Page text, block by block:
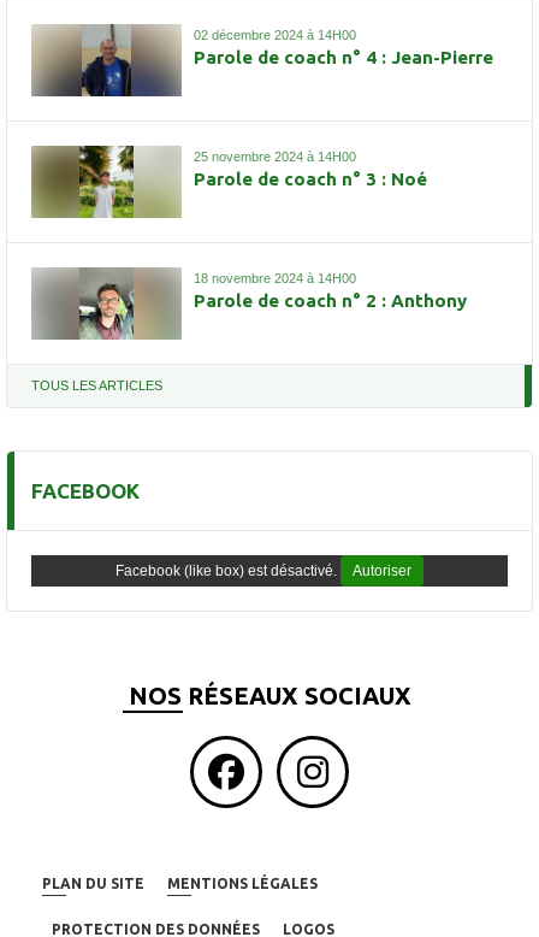
02 décembre 2024 à 14H00
Parole de coach n° 4 : Jean-Pierre
25 novembre 2024 à 14H00
Parole de coach n° 3 : Noé
18 novembre 2024 à 14H00
Parole de coach n° 2 : Anthony
TOUS LES ARTICLES
FACEBOOK
Facebook (like box) est désactivé. Autoriser
NOS RÉSEAUX SOCIAUX
PLAN DU SITE MENTIONS LÉGALES
PROTECTION DES DONNÉES LOGOS